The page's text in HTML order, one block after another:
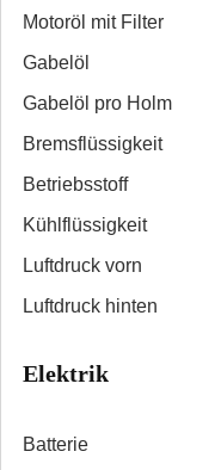
Motoröl mit Filter
Gabelöl
Gabelöl pro Holm
Bremsflüssig­keit
Betriebsstoff
Kühlflüssig­keit
Luftdruck vorn
Luftdruck hinten
Elektrik
Batterie